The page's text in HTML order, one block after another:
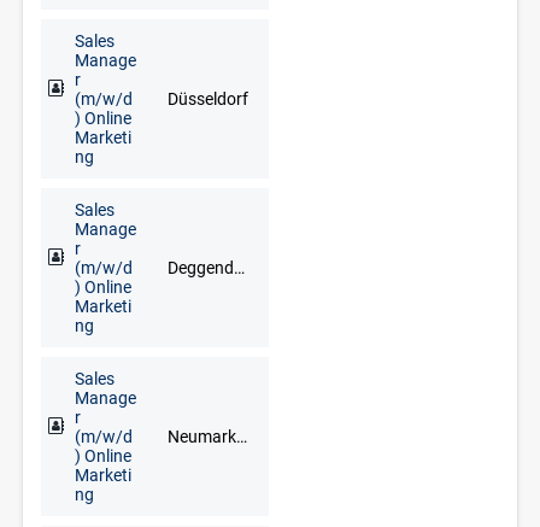
Sales
Manage
r
(m/w/d
) Online
Marketi
ng
Düsseldorf
Sales
Manage
r
(m/w/d
) Online
Marketi
ng
Deggendorf, Freyung, Grafenau, Regen, Straubing, Waldkirchen, Zwiesel
Sales
Manage
r
(m/w/d
) Online
Marketi
ng
Neumarkt in der Oberpfalz, Regensburg